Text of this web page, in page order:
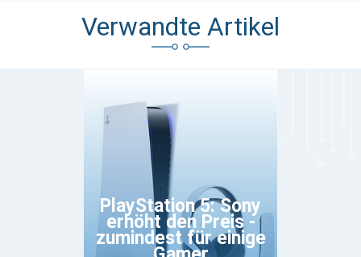
Verwandte Artikel
PlayStation 5: Sony
erhöht den Preis -
zumindest für einige